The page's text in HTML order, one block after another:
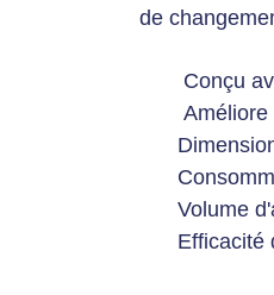
de
Conçu
Améliore
Volume
Efficacité